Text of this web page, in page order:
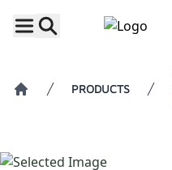
PRODUCTS